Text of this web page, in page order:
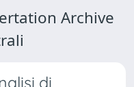
Archive
di